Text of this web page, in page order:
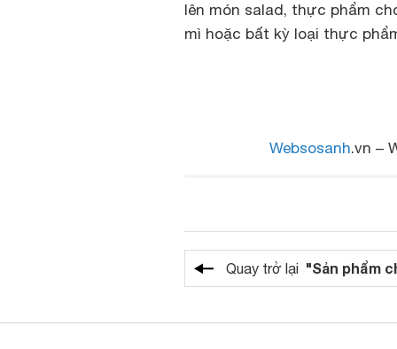
lên món salad, thực phẩm
mì hoặc bất kỳ loại thực
Websosanh.vn –
Quay trở lại "Sản phẩm